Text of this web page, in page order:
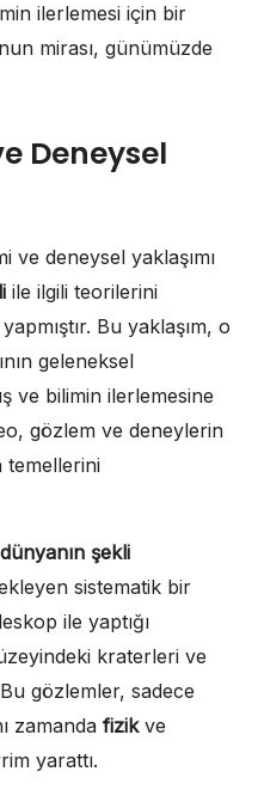
ilerlemesi için bir
mirası, günümüzde
Deneysel
ve deneysel yaklaşımı
ile ilgili teorilerini
Bu yaklaşım, o
geleneksel
ve bilimin ilerlemesine
gözlem ve deneylerin
temellerini
dünyanın şekli
sistematik bir
ile yaptığı
kraterleri ve
gözlemler, sadece
zamanda fizikve
yarattı.